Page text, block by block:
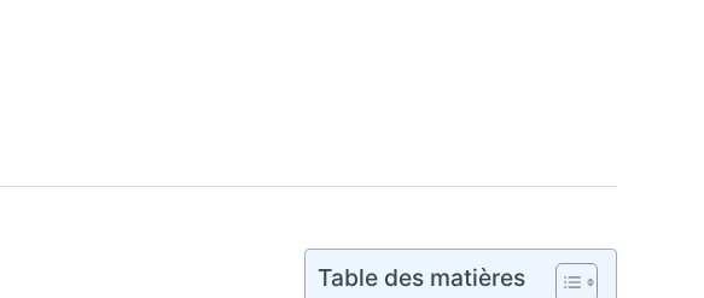
Table des matières